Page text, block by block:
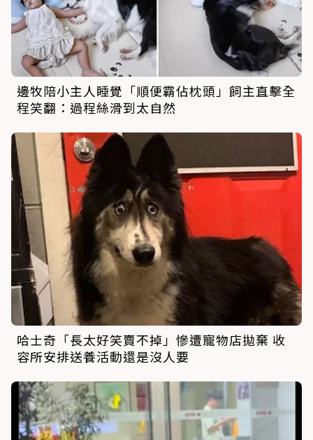
邊牧陪小主人睡覺「順便霸佔枕頭」飼主直擊全
程笑翻：過程絲滑到太自然
哈士奇「長太好笑賣不掉」慘遭寵物店拋棄 收
容所安排送養活動還是沒人要